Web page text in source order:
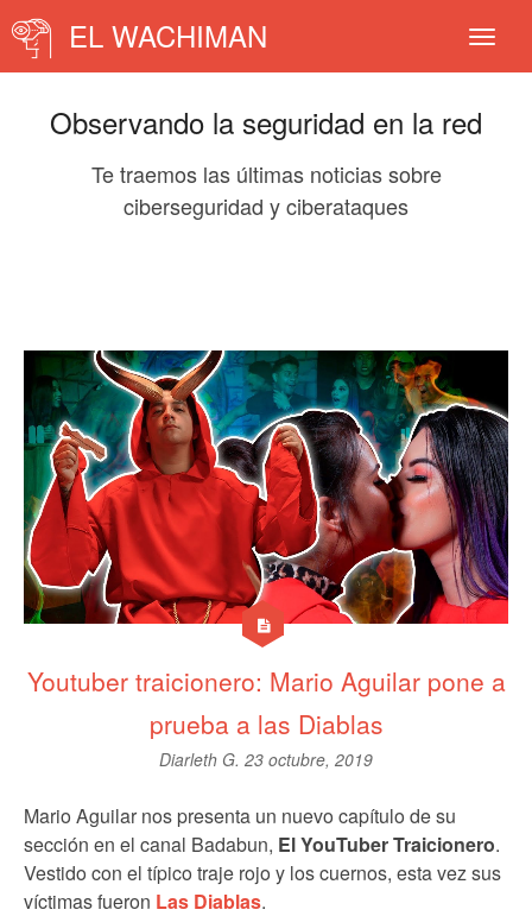
EL WACHIMAN
Observando la seguridad en la red
Te traemos las últimas noticias sobre
ciberseguridad y ciberataques
Youtuber traicionero: Mario Aguilar pone a
prueba a las Diablas
Diarleth G. 23 octubre, 2019
Mario Aguilar nos presenta un nuevo capítulo de su
sección en el canal Badabun, El YouTuber Traicionero.
Vestido con el típico traje rojo y los cuernos, esta vez sus
víctimas fueron Las Diablas.